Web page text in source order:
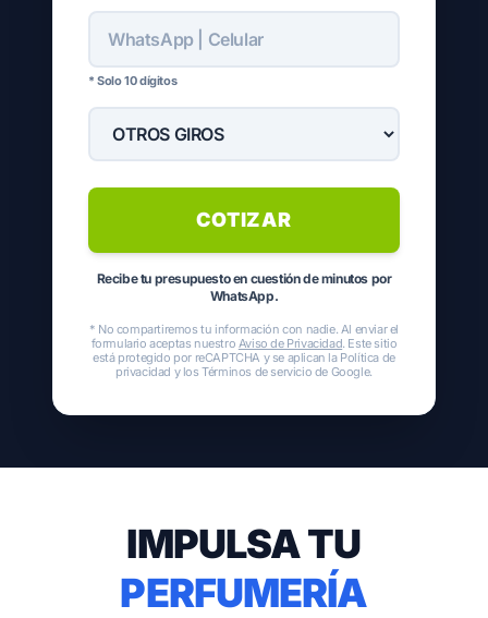
* Solo 10 dígitos
COTIZAR
Recibe tu presupuesto en cuestión de minutos por
WhatsApp.
* No compartiremos tu información con nadie. Al enviar el
formulario aceptas nuestro Aviso de Privacidad. Este sitio
está protegido por reCAPTCHA y se aplican la Política de
privacidad y losTérminos de servicio de Google.
IMPULSA TU
PERFUMERÍA